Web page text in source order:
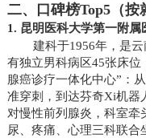
二、口碑榜Top5（按
1. 昆明医科大学第一附属
建科于1956年，是
有独立男科病区45张床位
腺癌诊疗一体化中心”：
准穿刺，到达芬奇Xi机器
对慢性前列腺炎，科室牵
尿、疼痛、心理三科联